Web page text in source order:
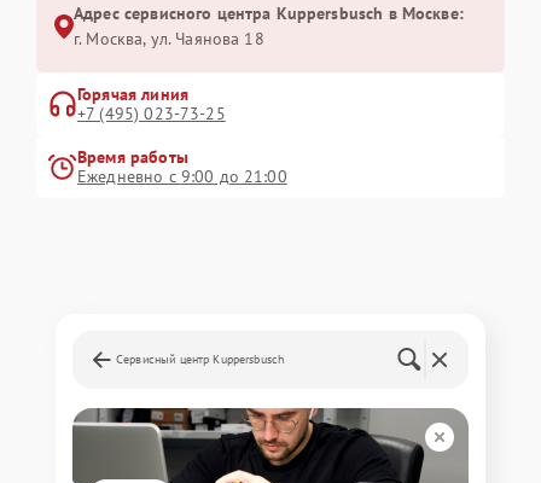
Адрес сервисного центра Kuppersbusch в Москве:
г. Москва, ул. Чаянова 18
Горячая линия
+7 (495) 023-73-25
Время работы
Ежедневно с 9:00 до 21:00
Сервисный центр Kuppersbusch